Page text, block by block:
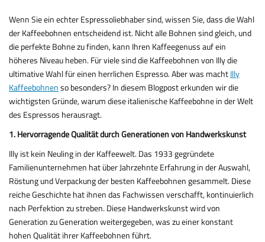
Wenn Sie ein echter Espressoliebhaber sind, wissen Sie, dass die Wahl
der Kaffeebohnen entscheidend ist. Nicht alle Bohnen sind gleich, und
die perfekte Bohne zu finden, kann Ihren Kaffeegenuss auf ein
höheres Niveau heben. Für viele sind die Kaffeebohnen von Illy die
ultimative Wahl für einen herrlichen Espresso. Aber was machtIlly
Kaffeebohnenso besonders? In diesem Blogpost erkunden wir die
wichtigsten Gründe, warum diese italienische Kaffeebohne in der Welt
des Espressos herausragt.
1. Hervorragende Qualität durch Generationen von Handwerkskunst
Illy ist kein Neuling in der Kaffeewelt. Das 1933 gegründete
Familienunternehmen hat über Jahrzehnte Erfahrung in der Auswahl,
Röstung und Verpackung der besten Kaffeebohnen gesammelt. Diese
reiche Geschichte hat ihnen das Fachwissen verschafft, kontinuierlich
nach Perfektion zu streben. Diese Handwerkskunst wird von
Generation zu Generation weitergegeben, was zu einer konstant
hohen Qualität ihrer Kaffeebohnen führt.